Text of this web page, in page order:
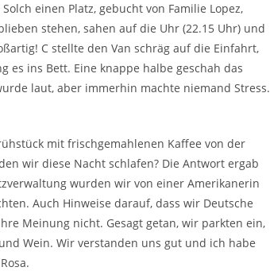
einen Platz, gebucht von Familie Lopez,
stehen, sahen auf die Uhr (22.15 Uhr) und
C stellte den Van schräg auf die Einfahrt,
es ins Bett. Eine knappe halbe geschah das
laut, aber immerhin machte niemand Stress.
mit frischgemahlenen Kaffee von der
wir diese Nacht schlafen? Die Antwort ergab
wurden wir von einer Amerikanerin
Auch Hinweise darauf, dass wir Deutsche
Meinung nicht. Gesagt getan, wir parkten ein,
Wein. Wir verstanden uns gut und ich habe